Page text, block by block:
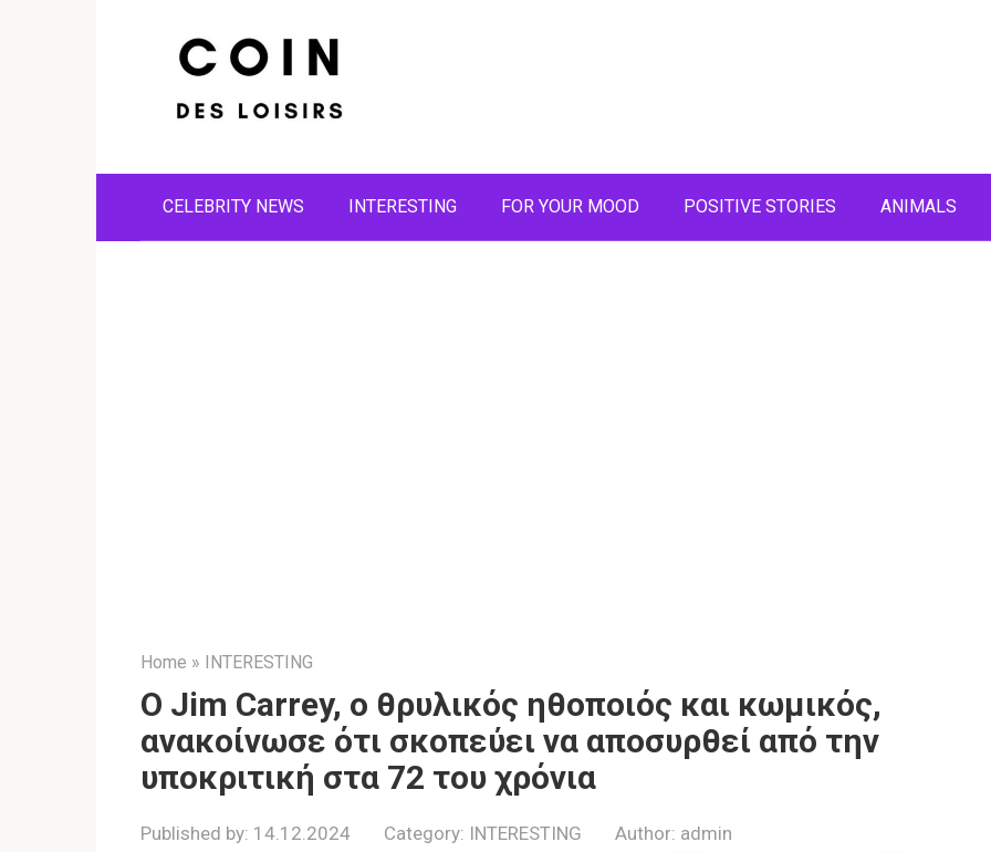
CELEBRITY NEWS INTERESTING FOR YOUR MOOD POSITIVE STORIES ANIMALS
Home » INTERESTING
Ο Jim Carrey, ο θρυλικός ηθοποιός και κωμικός,
ανακοίνωσε ότι σκοπεύει να αποσυρθεί από την
υποκριτική στα 72 του χρόνια
Published by: 14.12.2024 Category: INTERESTING Author: admin